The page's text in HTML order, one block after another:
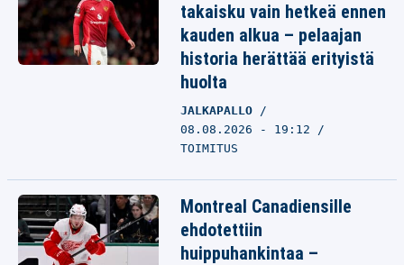
takaisku vain hetkeä ennen
kauden alkua – pelaajan
historia herättää erityistä
huolta
JALKAPALLO
08.08.2026 - 19:12
TOIMITUS
Montreal Canadiensille
ehdotettiin
huippuhankintaa –